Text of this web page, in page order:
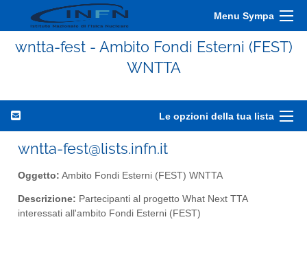
Menu Sympa
wntta-fest - Ambito Fondi Esterni (FEST)
WNTTA
Le opzioni della tua lista
wntta-fest@lists.infn.it
Oggetto: Ambito Fondi Esterni (FEST) WNTTA
Descrizione: Partecipanti al progetto What Next TTA
interessati all'ambito Fondi Esterni (FEST)